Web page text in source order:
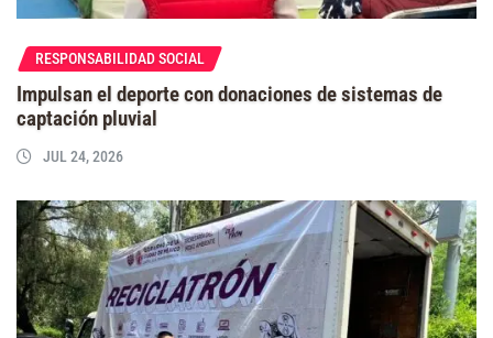
RESPONSABILIDAD SOCIAL
Impulsan el deporte con donaciones de sistemas de
captación pluvial
JUL 24, 2026